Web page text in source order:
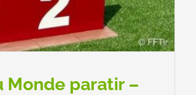
Monde paratir –